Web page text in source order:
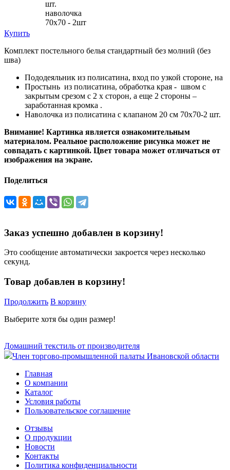
шт.
наволочка
70х70 - 2шт
Купить
Комплект постельного белья стандартный без молний (без
шва)
Пододеяльник из полисатина, вход по узкой стороне, на
Простынь из полисатина, обработка края - швом с
закрытым срезом с 2 х сторон, а еще 2 стороны –
заработанная кромка .
Наволочка из полисатина с клапаном 20 см 70х70-2 шт.
Внимание! Картинка является ознакомительным
материалом. Реальное расположение рисунка может не
совпадать с картинкой. Цвет товара может отличаться от
изображения на экране.
Поделиться
Заказ успешно добавлен в корзину!
Это сообщение автоматически закроется через несколько
секунд.
Товар добавлен в корзину!
Продолжить В корзину
Выберите хотя бы один размер!
Домашний текстиль от производителя
Член торгово-промышленной палаты Ивановской области
Главная
О компании
Каталог
Условия работы
Пользовательское соглашение
Отзывы
О продукции
Новости
Контакты
Политика конфиденциальности